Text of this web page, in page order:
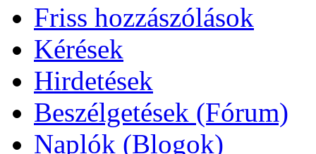
Friss hozzászólások
Kérések
Hirdetések
Beszélgetések (Fórum)
Naplók (Blogok)